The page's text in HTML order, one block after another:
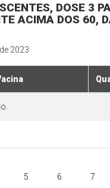
DOSE 3
ACIMA DOS 60,
2023
5 6 7